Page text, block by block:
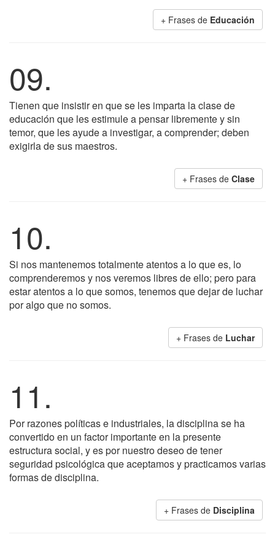
+ Frases de Educación
09.
Tienen que insistir en que se les imparta la clase de
educación que les estimule a pensar libremente y sin
temor, que les ayude a investigar, a comprender; deben
exigirla de sus maestros.
+ Frases de Clase
10.
Si nos mantenemos totalmente atentos a lo que es, lo
comprenderemos y nos veremos libres de ello; pero para
estar atentos a lo que somos, tenemos que dejar de luchar
por algo que no somos.
+ Frases de Luchar
11.
Por razones políticas e industriales, la disciplina se ha
convertido en un factor importante en la presente
estructura social, y es por nuestro deseo de tener
seguridad psicológica que aceptamos y practicamos varias
formas de disciplina.
+ Frases de Disciplina